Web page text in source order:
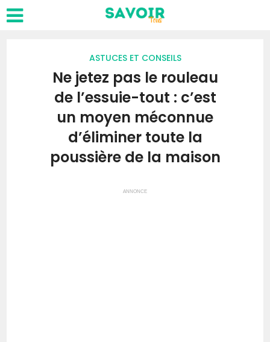
ASTUCES ET CONSEILS
Ne jetez pas le rouleau
de l’essuie-tout : c’est
un moyen méconnue
d’éliminer toute la
poussière de la maison
ANNONCE